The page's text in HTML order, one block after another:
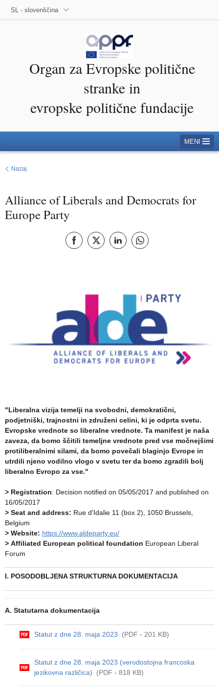
SL - slovenščina
Organ za Evropske politične
stranke in
evropske politične fundacije
MENI
Nazaj
Alliance of Liberals and Democrats for
Europe Party
Objavi na Facebook
Objavi na XDeli na LinkedInDeli na Whatsapp
"Liberalna vizija temelji na svobodni, demokratični,
podjetniški, trajnostni in združeni celini, ki je odprta svetu.
Evropske vrednote so liberalne vrednote. Ta manifest je naša
zaveza, da bomo ščitili temeljne vrednote pred vse močnejšimi
protiliberalnimi silami, da bomo povečali blaginjo Evrope in
utrdili njeno vodilno vlogo v svetu ter da bomo zgradili bolj
liberalno Evropo za vse."
> Registration: Decision notified on 05/05/2017 and published on
16/05/2017
> Seat and address: Rue d'Idalie 11 (box 2), 1050 Brussels,
Belgium
> Website: https://www.aldeparty.eu/
> Affiliated European political foundation European Liberal
Forum
I. POSODOBLJENA STRUKTURNA DOKUMENTACIJA
A. Statutarna dokumentacija
Statut z dne 28. maja 2023 (PDF - 201 KB)
Statut z dne 28. maja 2023 (verodostojna francoska
jezikovna različica)
(PDF - 818 KB)